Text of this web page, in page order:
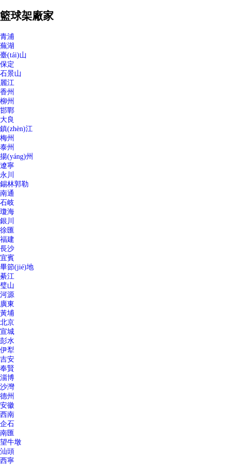
籃球架廠家
青浦
蕪湖
臺(tái)山
保定
石景山
麗江
香州
柳州
邯鄲
大良
鎮(zhèn)江
梅州
泰州
揚(yáng)州
遼寧
永川
錫林郭勒
南通
石岐
瓊海
銀川
徐匯
福建
長沙
宜賓
畢節(jié)地
綦江
璧山
河源
廣東
黃埔
北京
宣城
彭水
伊犁
吉安
奉賢
淄博
沙灣
德州
安徽
西南
企石
南匯
望牛墩
汕頭
西寧